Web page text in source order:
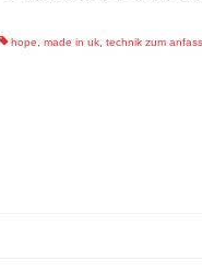
hope ,made in uk ,technik zum